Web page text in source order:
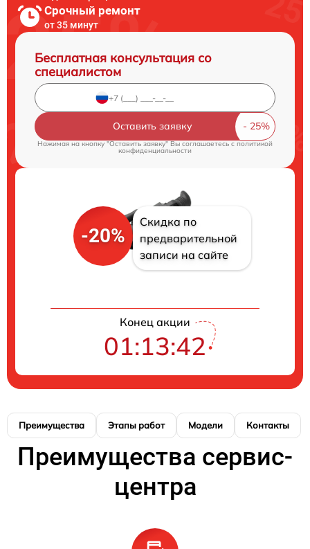
Срочный ремонт
от 35 минут
Бесплатная консультация со
специалистом
Оставить заявку
Нажимая на кнопку "Оставить заявку" Вы соглашаетесь c политикой
конфиденциальности
-20%
Скидка по
предварительной
записи на сайте
Конец акции
01:13:42
Преимущества Этапы работ Модели Контакты
Преимущества сервис-
центра